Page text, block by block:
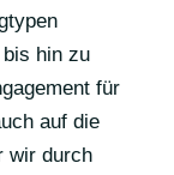
hin zu
für
auf die
wir durch